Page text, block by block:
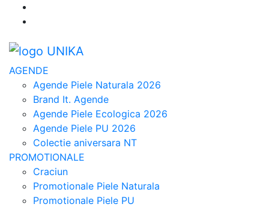
AGENDE
Agende Piele Naturala 2026
Brand It. Agende
Agende Piele Ecologica 2026
Agende Piele PU 2026
Colectie aniversara NT
PROMOTIONALE
Craciun
Promotionale Piele Naturala
Promotionale Piele PU